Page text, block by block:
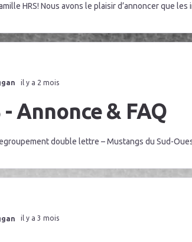
HRS! Nous avons le plaisir d’annoncer que
il y a 2 mois
- Annonce & FAQ
double lettre – Mustangs du Sud-
il y a 3 mois